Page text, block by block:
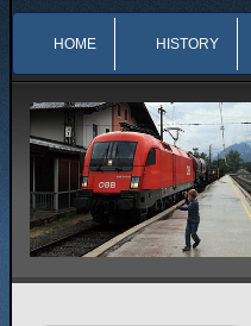
HOME HISTORY